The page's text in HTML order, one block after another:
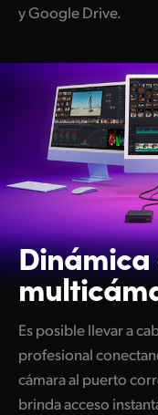
y Google Drive.
Dinámica
Es posible llevar a
profesional
cámara al puerto
brinda acceso